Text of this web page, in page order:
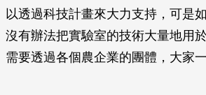
以透過科技計畫來大力支持，可是
沒有辦法把實驗室的技術大量地用
需要透過各個農企業的團體，大家一